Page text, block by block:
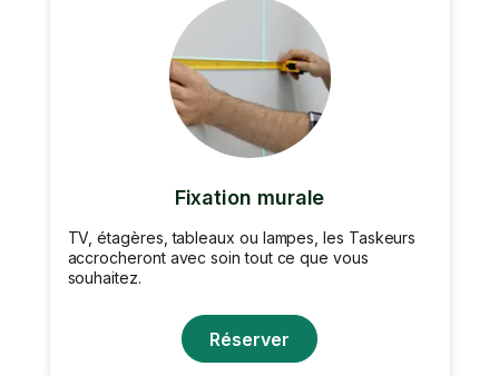
Fixation murale
TV, étagères, tableaux ou lampes, les Taskeurs
accrocheront avec soin tout ce que vous
souhaitez.
Réserver